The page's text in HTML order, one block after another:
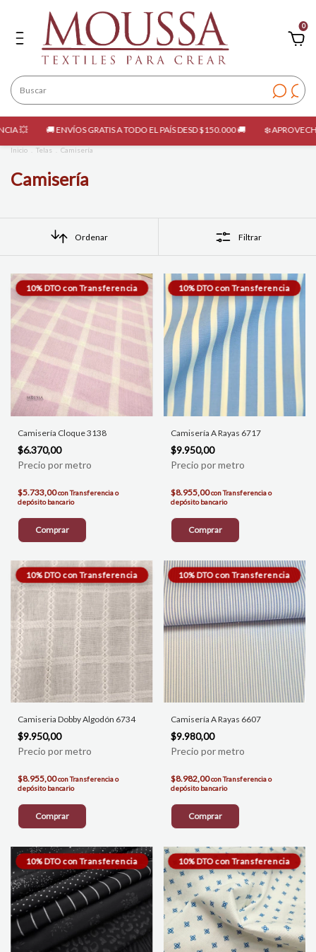
0
A TODO EL PAÍS DESD $150.000 🚚 ❄️ APROVECHÁ LAS
Inicio Telas Camisería
Camisería
Ordenar Filtrar
Camisería Cloque 3138
$6.370,00
$5.733,00conTransferencia o
depósito bancario
Comprar
Camisería A Rayas 6717
$9.950,00
$8.955,00conTransferencia o
depósito bancario
Comprar
Camiseria Dobby Algodón 6734
$9.950,00
$8.955,00conTransferencia o
depósito bancario
Comprar
Camisería A Rayas 6607
$9.980,00
$8.982,00conTransferencia o
depósito bancario
Comprar